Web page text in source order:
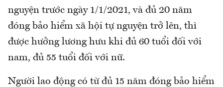
nguyện trước ngày 1/1/2021, và đủ 20 năm
đóng bảo hiểm xã hội tự nguyện trở lên, thì
được hưởng lương hưu khi đủ 60 tuổi đối với
nam, đủ 55 tuổi đối với nữ.
Người lao động có từ đủ 15 năm đóng bảo hiểm